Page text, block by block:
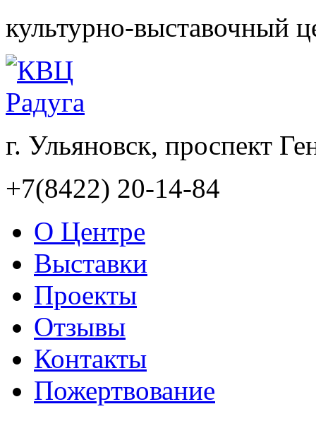
культурно-выставочный
г. Ульяновск, проспект
+7(8422) 20-14-84
О Центре
Выставки
Проекты
Отзывы
Контакты
Пожертвование